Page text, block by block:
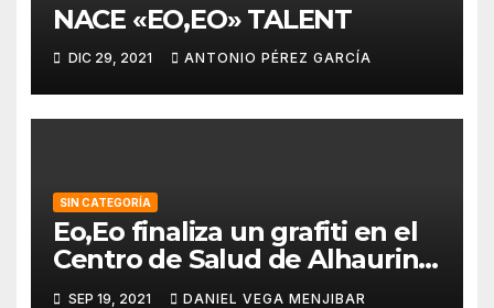
NACE «EO,EO» TALENT
DIC 29, 2021 ANTONIO PÉREZ GARCÍA
SIN CATEGORÍA
Eo,Eo finaliza un grafiti en el
Centro de Salud de Alhaurin
de la Torre.
SEP 19, 2021 DANIEL VEGA MENJIBAR